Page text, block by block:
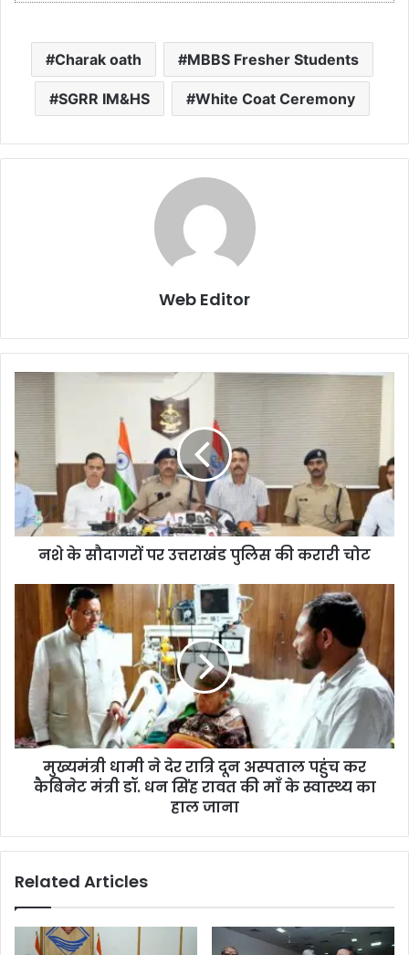
Charak oath MBBS Fresher Students
SGRR IM&HS White Coat Ceremony
Web Editor
नशे के सौदागरों पर उत्तराखंड पुलिस की करारी चोट
मुख्यमंत्री धामी ने देर रात्रि दून अस्पताल पहुंच कर
कैबिनेट मंत्री डॉ. धन सिंह रावत की माँ के स्वास्थ्य का
हाल जाना
Related Articles